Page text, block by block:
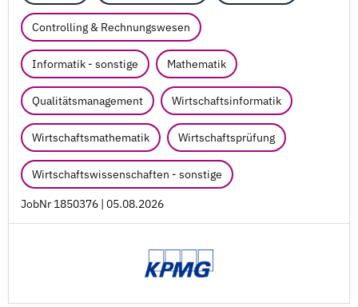
Controlling & Rechnungswesen
Informatik - sonstige Mathematik
Qualitätsmanagement Wirtschaftsinformatik
Wirtschaftsmathematik Wirtschaftsprüfung
Wirtschaftswissenschaften - sonstige
JobNr 1850376 | 05.08.2026